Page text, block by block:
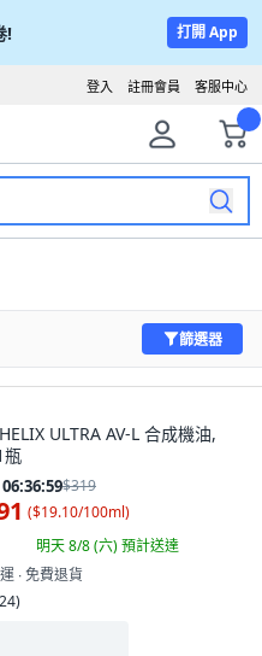
! 打開 App
客服中心
註冊會員
登入
篩選器
ULTRA AV-L 合成機油,
瓶
06:36:57$319
($19.10/100ml)
明天 8/8 (六)預計送達
∙ 免費退貨
24)